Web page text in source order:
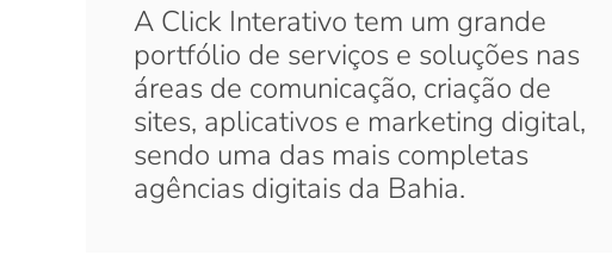
A Click Interativo tem um grande
portfólio de serviços e soluções nas
áreas de comunicação, criação de
sites, aplicativos e marketing digital,
sendo uma das mais completas
agências digitais da Bahia.